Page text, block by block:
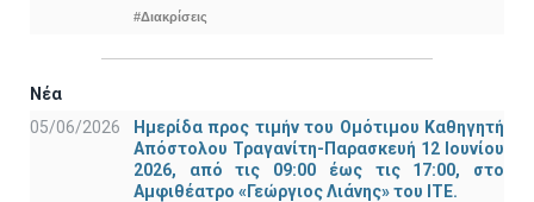
#Διακρίσεις
Νέα
05/06/2026
Ημερίδα προς τιμήν του Ομότιμου Καθηγητή
Απόστολου Τραγανίτη-Παρασκευή 12 Ιουνίου
2026, από τις 09:00 έως τις 17:00, στο
Αμφιθέατρο «Γεώργιος Λιάνης» του ΙΤΕ.